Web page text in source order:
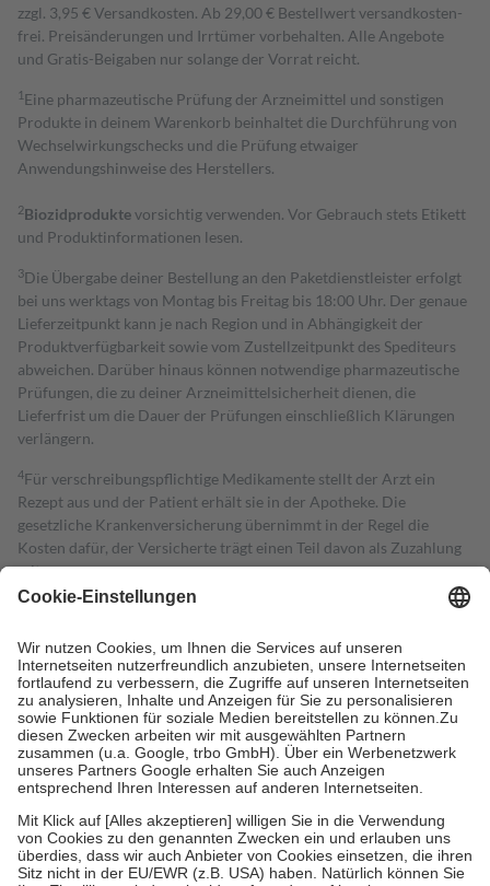
zzgl. 3,95 € Versandkosten. Ab 29,00 € Bestell­wert versand­kosten­
frei. Preisänderungen und Irrtümer vorbehalten. Alle Angebote
und Gratis-Beigaben nur solange der Vorrat reicht.
1 Eine pharmazeutische Prüfung der Arzneimittel und sonstigen
Produkte in deinem Warenkorb beinhaltet die Durchführung von
Wechselwirkungschecks und die Prüfung etwaiger
Anwendungshinweise des Herstellers.
2Biozidproduktevorsichtig verwenden. Vor Gebrauch stets Etikett
und Produktinformationen lesen.
3Die Übergabe deiner Bestellung an den Paketdienstleister erfolgt
bei uns werktags von Montag bis Freitag bis 18:00 Uhr. Der genaue
Lieferzeitpunkt kann je nach Region und in Abhängigkeit der
Produktverfügbarkeit sowie vom Zustellzeitpunkt des Spediteurs
abweichen. Darüber hinaus können notwendige pharmazeutische
Prüfungen, die zu deiner Arzneimittelsicherheit dienen, die
Lieferfrist um die Dauer der Prüfungen einschließlich Klärungen
verlängern.
4Für verschreibungspflichtige Medikamente stellt der Arzt ein
Rezept aus und der Patient erhält sie in der Apotheke. Die
gesetzliche Krankenversicherung übernimmt in der Regel die
Kosten dafür, der Versicherte trägt einen Teil davon als Zuzahlung
mit.
Grundsätzlich leisten Mitglieder Zuzahlungen in Höhe von zehn
höchstens zehn Euro.
Es sind jedoch nie mehr als die tatsächlichen
Kosten der Leistung zu entrichten.
Diese Regeln gelten grundsätzlich auch für Online-Apotheken.
Bei Heilmitteln und häuslicher Krankenpflege beträgt die
Zuzahlung zehn Prozent der Kosten sowie zehn Euro je
Verordnung.
Um das Engagement der Versicherten für ihre eigene Gesundheit zu
stärken und die besondere Stellung der Familie zu unterstützen,
fallenkeine Zuzahlungenan bei:
• Kindern und Jugendlichen bis zum vollendeten 18. Lebensjahr
mit Ausnahme der Fahrkosten